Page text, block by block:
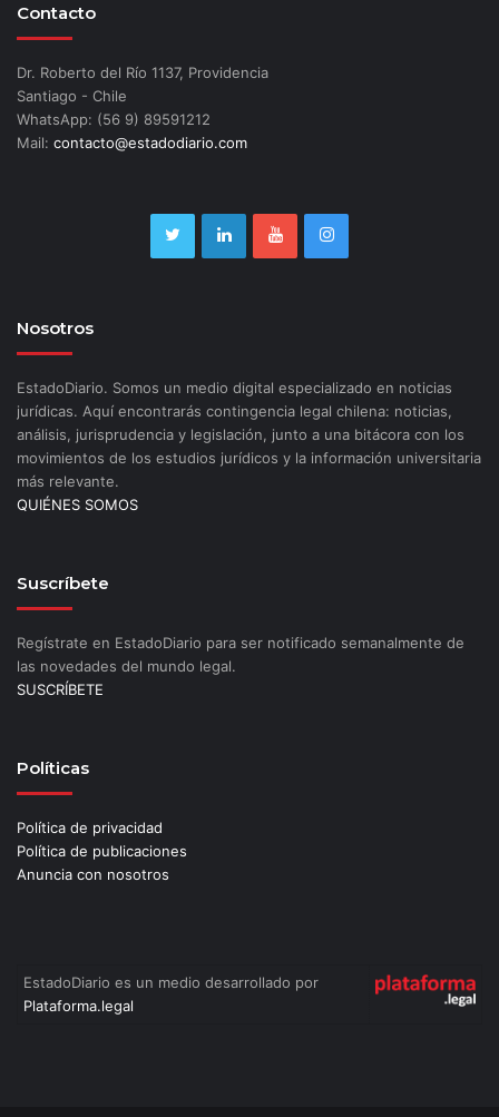
Contacto
Dr. Roberto del Río 1137, Providencia
Santiago - Chile
WhatsApp: (56 9) 89591212
Mail: contacto@estadodiario.com
Nosotros
EstadoDiario. Somos un medio digital especializado en noticias
jurídicas. Aquí encontrarás contingencia legal chilena: noticias,
análisis, jurisprudencia y legislación, junto a una bitácora con los
movimientos de los estudios jurídicos y la información universitaria
más relevante.
QUIÉNES SOMOS
Suscríbete
Regístrate en EstadoDiario para ser notificado semanalmente de
las novedades del mundo legal.
SUSCRÍBETE
Políticas
Política de privacidad
Política de publicaciones
Anuncia con nosotros
EstadoDiario es un medio desarrollado por
Plataforma.legal